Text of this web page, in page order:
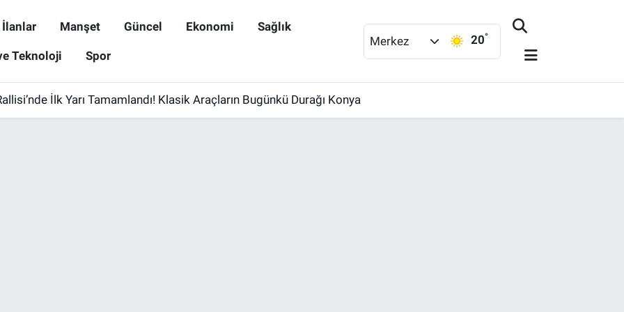
İlanlar Manşet Güncel Ekonomi Sağlık
Teknoloji Spor
Merkez 20°
İlk Yarı Tamamlandı! Klasik Araçların Bugünkü Durağı Konya